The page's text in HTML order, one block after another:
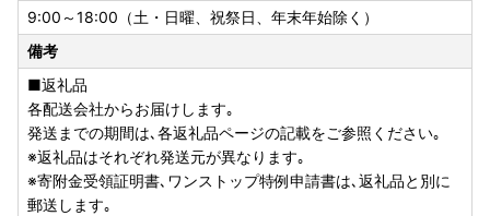
末年始は遅れる場合がございますので、
お手数ですがご自身で当区ふるさと納税HPより申請書をダ
ウンロードの上、マイナンバー等の必要書類を添えて、令和
8年1月10日(土)までに渋谷区ふるさと納税サポート室へご提
出ください。
★マイナンバーカードをお持ちの方は、
ラインワンストップ申請が可能です。
ご利用は無料となっておりますので、是非ご利用くださ
9:00～18:00（土・日曜、祝祭日、年末年始除く）
備考
■返礼品
各配送会社からお届けします｡
発送までの期間は､各返礼品ページの記載をご参照ください｡
※返礼品はそれぞれ発送元が異なります｡
※寄附金受領証明書､ワンストップ特例申請書は､返礼品と別に
郵送します｡